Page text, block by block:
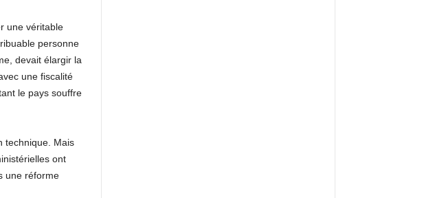
une véritable
personne
devait élargir la
une fiscalité
le pays souffre
technique. Mais
ont
une réforme